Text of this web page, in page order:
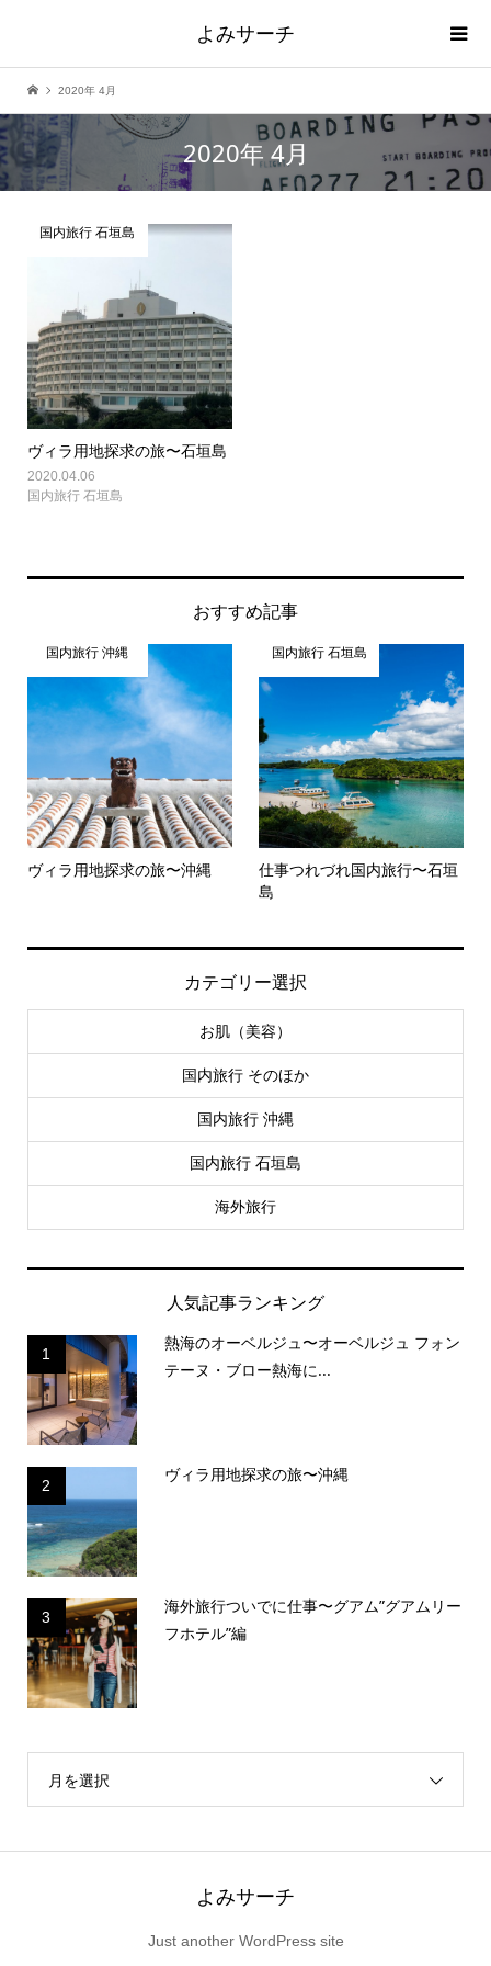
よみサーチ
2020年 4月
2020年 4月
国内旅行 石垣島
ヴィラ用地探求の旅〜石垣島
2020.04.06
国内旅行 石垣島
おすすめ記事
国内旅行 沖縄
ヴィラ用地探求の旅〜沖縄
国内旅行 石垣島
仕事つれづれ国内旅行〜石垣
島
カテゴリー選択
お肌（美容）
国内旅行 そのほか
国内旅行 沖縄
国内旅行 石垣島
海外旅行
人気記事ランキング
1
熱海のオーベルジュ〜オーベルジュ フォン
テーヌ・ブロー熱海に...
2
ヴィラ用地探求の旅〜沖縄
3
海外旅行ついでに仕事〜グアム”グアムリー
フホテル”編
月を選択
よみサーチ
Just another WordPress site